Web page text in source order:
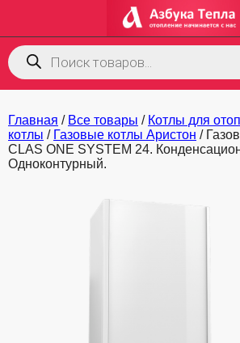
Поиск
товаров
Главная / Все товары / Котлы для
котлы / Газовые котлы Аристон /
CLAS ONE SYSTEM 24.
Одноконтурный.